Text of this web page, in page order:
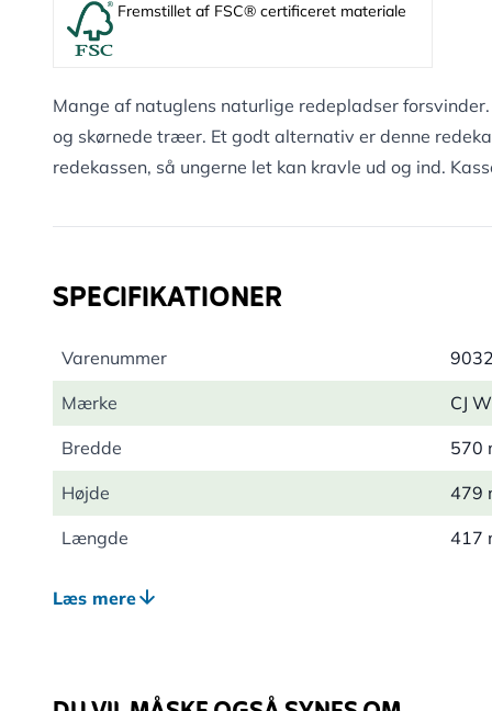
Fremstillet af FSC® certificeret materiale
Mange af natuglens naturlige redepladser
og skørnede træer. Et godt alternativ er denne
redekassen, så ungerne let kan kravle ud og ind.
SPECIFIKATIONER
Varenummer
Mærke CJ
Bredde 570
Højde 479
Længde 417
Læs mere